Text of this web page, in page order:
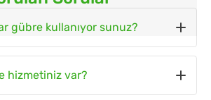
gübre kullanıyor sunuz?
2 Adet çiçek gübresi kullanıyoruz.
hizmetiniz var?